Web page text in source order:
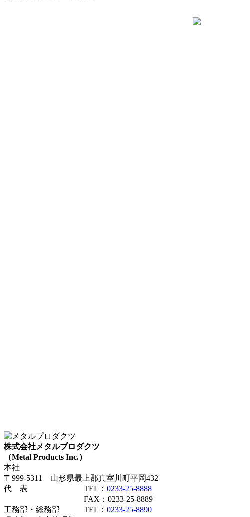
株式会社メタルプロダクツ
（Metal Products Inc.）
本社
〒999-5311 山形県最上郡真室川町平岡432
代 表 TEL： 0233-25-8888
FAX：0233-25-8889
工務部・総務部 TEL： 0233-25-8890